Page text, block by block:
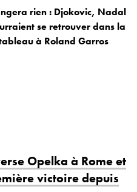
rien : Djokovic, Nadal
se retrouver dans la
à Roland Garros
Opelka à Rome et
victoire depuis